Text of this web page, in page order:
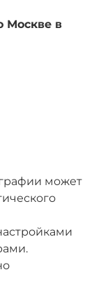
Москве в
может